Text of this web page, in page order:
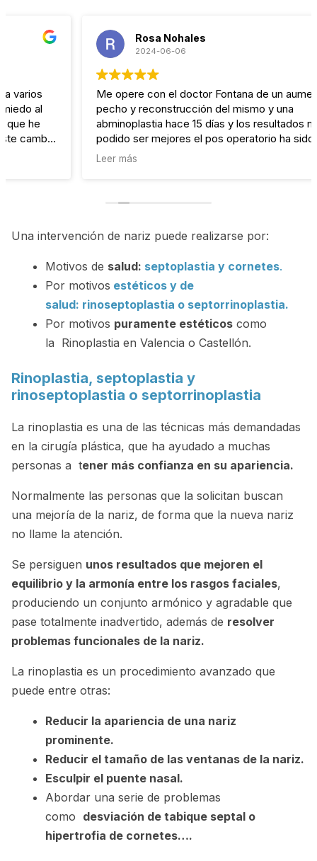
Rosa Nohales
2024-06-06
Me opere con el doctor Fontana de un aumento de
pecho y reconstrucción del mismo y una
abminoplastia hace 15 días y los resultados no han
podido ser mejores el pos operatorio ha sido fabuloso
he indoloro para mi no hay mejor cirujano y su equipo
Una intervención de nariz puede realizarse por:
Motivos de salud: septoplastia y cornetes.
Por motivos estéticos y de
salud: rinoseptoplastia o septorrinoplastia.
Por motivos puramente estéticos como
la Rinoplastia en Valencia o Castellón.
Rinoplastia, septoplastia y
rinoseptoplastia o septorrinoplastia
La rinoplastia es una de las técnicas más demandadas
en la cirugía plástica, que ha ayudado a muchas
personas a tener más confianza en su apariencia.
Normalmente las personas que la solicitan buscan
una mejoría de la nariz, de forma que la nueva nariz
no llame la atención.
Se persiguen unos resultados que mejoren el
equilibrio y la armonía entre los rasgos faciales,
produciendo un conjunto armónico y agradable que
pase totalmente inadvertido, además de resolver
problemas funcionales de la nariz.
La rinoplastia es un procedimiento avanzado que
puede entre otras:
Reducir la apariencia de una nariz
prominente.
Reducir el tamaño de las ventanas de la nariz.
Esculpir el puente nasal.
Abordar una serie de problemas
como desviación de tabique septal o
hipertrofia de cornetes….